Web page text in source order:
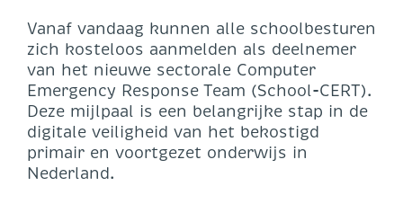
Vanaf vandaag kunnen alle schoolbesturen
zich kosteloos aanmelden als deelnemer
van het nieuwe sectorale Computer
Emergency Response Team (School-CERT).
Deze mijlpaal is een belangrijke stap in de
digitale veiligheid van het bekostigd
primair en voortgezet onderwijs in
Nederland.